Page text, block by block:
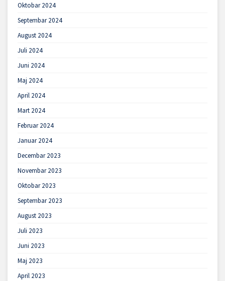
Oktobar 2024
Septembar 2024
August 2024
Juli 2024
Juni 2024
Maj 2024
April 2024
Mart 2024
Februar 2024
Januar 2024
Decembar 2023
Novembar 2023
Oktobar 2023
Septembar 2023
August 2023
Juli 2023
Juni 2023
Maj 2023
April 2023